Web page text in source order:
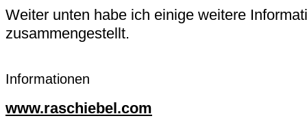
Weiter unten habe ich einige weitere
zusammengestellt.
Informationen
www.raschiebel.com